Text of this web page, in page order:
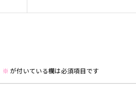
※ が付いている欄は必須項目です